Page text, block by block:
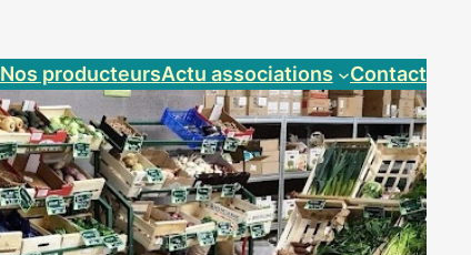
Nos producteursActu associations Contact